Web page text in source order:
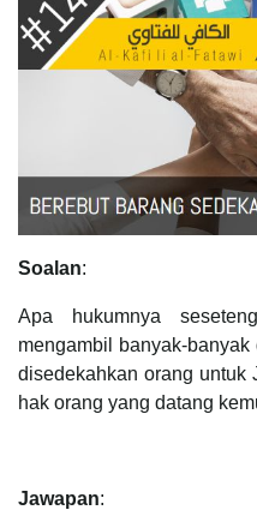
Soalan:
Apa hukumnya
mengambil banyak-
disedekahkan orang untuk
hak orang yang datang
Jawapan: